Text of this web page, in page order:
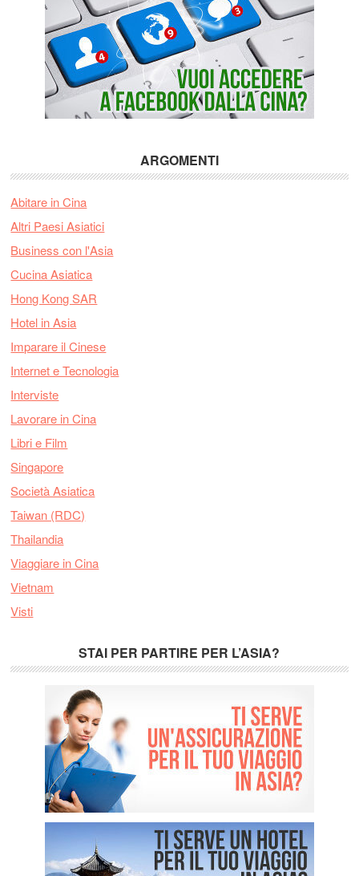
ARGOMENTI
Abitare in Cina
Altri Paesi Asiatici
Business con l'Asia
Cucina Asiatica
Hong Kong SAR
Hotel in Asia
Imparare il Cinese
Internet e Tecnologia
Interviste
Lavorare in Cina
Libri e Film
Singapore
Società Asiatica
Taiwan (RDC)
Thailandia
Viaggiare in Cina
Vietnam
Visti
STAI PER PARTIRE PER L’ASIA?